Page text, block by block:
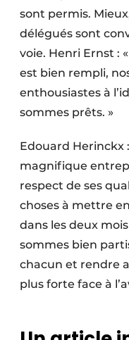
sont permis.
délégués sont
voie. Henri Ernst :
est bien rempli,
enthousiastes à
sommes prêts. »
Edouard Herinckx
magni­fique
respect de ses
choses à mettre
dans les deux
sommes bien
chacun et rendre
plus forte face à